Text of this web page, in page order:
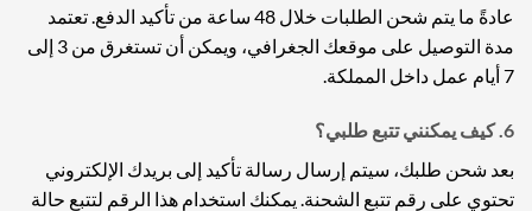
عادةً ما يتم شحن الطلبات خلال 48 ساعة من تأكيد الدفع. تعتمد
مدة التوصيل على موقعك الجغرافي، ويمكن أن تستغرق من 3 إلى
7 أيام عمل داخل المملكة.
6. كيف يمكنني تتبع طلبي؟
بعد شحن طلبك، سيتم إرسال رسالة تأكيد إلى بريدك الإلكتروني
تحتوي على رقم تتبع الشحنة. يمكنك استخدام هذا الرقم لتتبع حالة